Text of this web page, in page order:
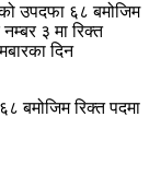
उपदफा ६८ बमोजिम
३ मा रिक्त
दिन
बमोजिम रिक्त पदमा